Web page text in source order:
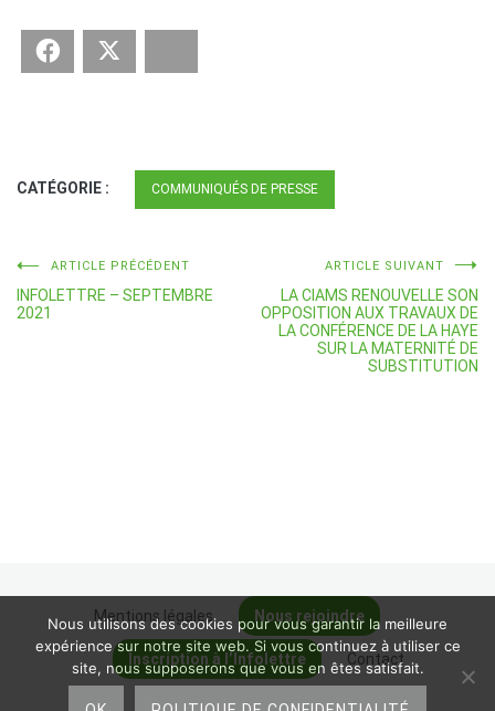
Facebook
CATÉGORIE : COMMUNIQUÉS DE PRESSE
Navigation
de
ARTICLE PRÉCÉDENT
INFOLETTRE – SEPTEMBRE
2021
ARTICLE SUIVANT
LA CIAMS RENOUVELLE SON
OPPOSITION AUX TRAVAUX DE
LA CONFÉRENCE DE LA HAYE
SUR LA MATERNITÉ DE
SUBSTITUTION
Mentions légales Nous rejoindre
Inscription à l’Infolettre Contact
Nous utilisons des cookies pour vous garantir la meilleure
expérience sur notre site web. Si vous continuez à utiliser ce
site, nous supposerons que vous en êtes satisfait.